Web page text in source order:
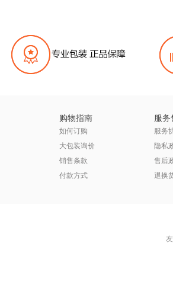
购物指南
如何订购
大包装询价
销售条款
付款方式
服务
服务
隐私
售后
退换